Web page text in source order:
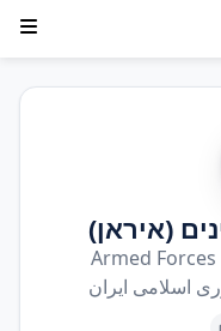
(איראן)
Armed
اسلامی ایران